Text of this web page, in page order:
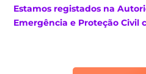
Estamos registados na
Emergência e Proteção Civil